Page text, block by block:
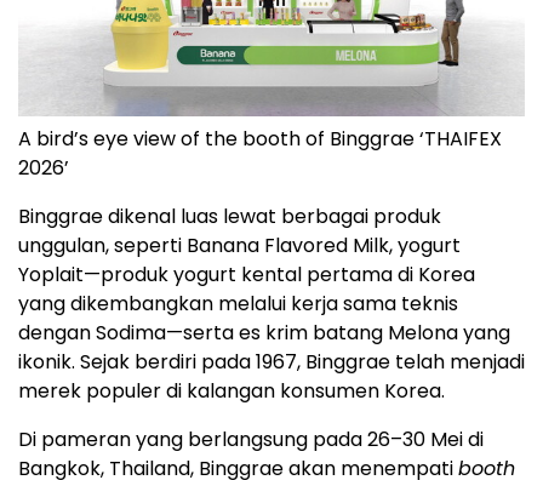
A bird’s eye view of the booth of Binggrae ‘THAIFEX
2026’
Binggrae dikenal luas lewat berbagai produk
unggulan, seperti Banana Flavored Milk, yogurt
Yoplait—produk yogurt kental pertama di Korea
yang dikembangkan melalui kerja sama teknis
dengan Sodima—serta es krim batang Melona yang
ikonik. Sejak berdiri pada 1967, Binggrae telah menjadi
merek populer di kalangan konsumen Korea.
Di pameran yang berlangsung pada 26–30 Mei di
Bangkok, Thailand, Binggrae akan menempatibooth